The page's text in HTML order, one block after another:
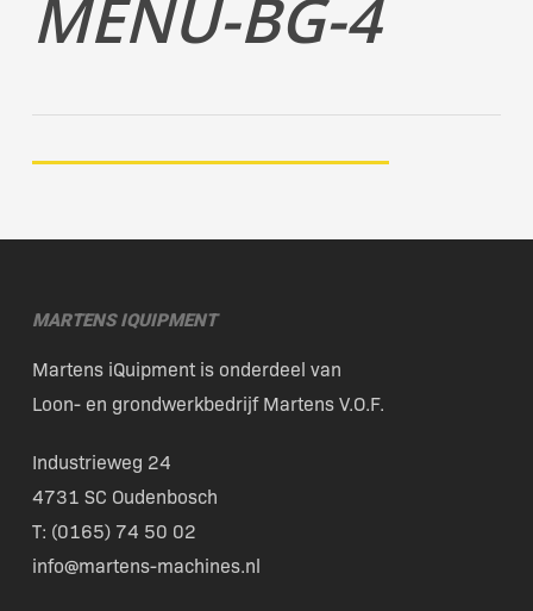
MENU-BG-4
MARTENS IQUIPMENT
Martens iQuipment is onderdeel van
Loon- en grondwerkbedrijf Martens V.O.F.
Industrieweg 24
4731 SC Oudenbosch
T: (0165) 74 50 02
info@martens-machines.nl